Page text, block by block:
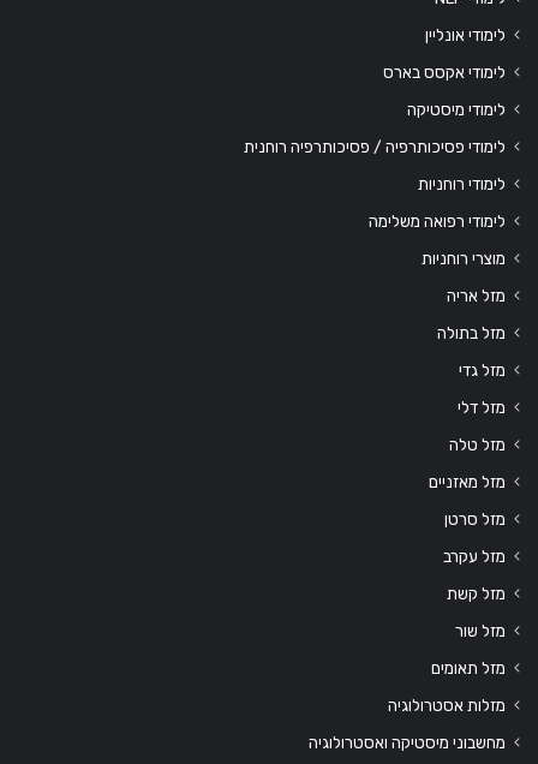
לימודי אונליין
לימודי אקסס בארס
לימודי מיסטיקה
לימודי פסיכותרפיה / פסיכותרפיה רוחנית
לימודי רוחניות
לימודי רפואה משלימה
מוצרי רוחניות
מזל אריה
מזל בתולה
מזל גדי
מזל דלי
מזל טלה
מזל מאזניים
מזל סרטן
מזל עקרב
מזל קשת
מזל שור
מזל תאומים
מזלות אסטרולוגיה
מחשבוני מיסטיקה ואסטרולוגיה